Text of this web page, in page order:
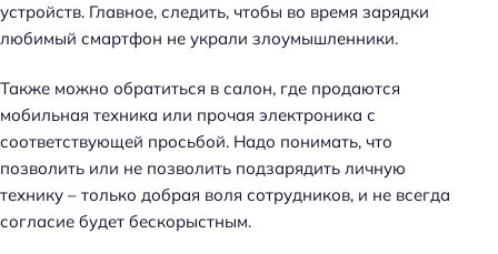
устройств. Главное, следить, чтобы во время зарядки
любимый смартфон не украли злоумышленники.
Также можно обратиться в салон, где продаются
мобильная техника или прочая электроника с
соответствующей просьбой. Надо понимать, что
позволить или не позволить подзарядить личную
технику – только добрая воля сотрудников, и не всегда
согласие будет бескорыстным.